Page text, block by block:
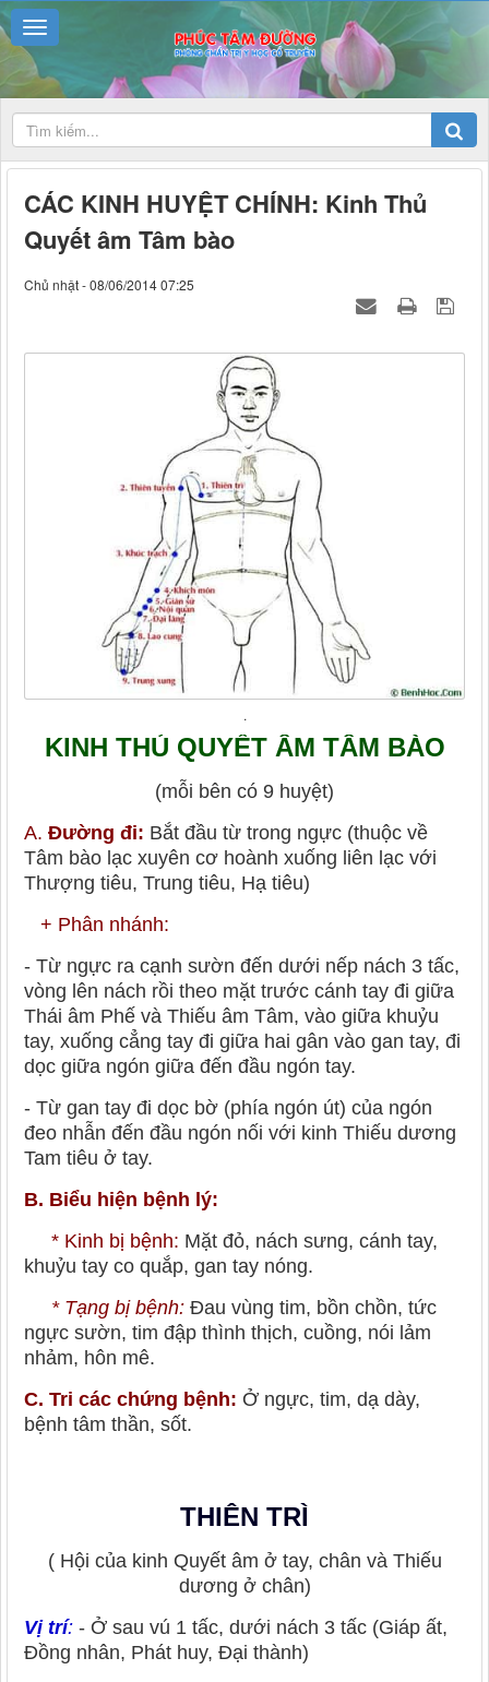
CÁC KINH HUYỆT CHÍNH: Kinh Thủ
Quyết âm Tâm bào
Chủ nhật - 08/06/2014 07:25
.
KINH THỦ QUYẾT ÂM TÂM BÀO
(mỗi bên có 9 huyệt)
A. Đường đi: Bắt đầu từ trong ngực (thuộc về
Tâm bào lạc xuyên cơ hoành xuống liên lạc với
Thượng tiêu, Trung tiêu, Hạ tiêu)
+ Phân nhánh:
- Từ ngực ra cạnh sườn đến dưới nếp nách 3 tấc,
vòng lên nách rồi theo mặt trước cánh tay đi giữa
Thái âm Phế và Thiếu âm Tâm, vào giữa khuỷu
tay, xuống cẳng tay đi giữa hai gân vào gan tay, đi
dọc giữa ngón giữa đến đầu ngón tay.
- Từ gan tay đi dọc bờ (phía ngón út) của ngón
đeo nhẫn đến đầu ngón nối với kinh Thiếu dương
Tam tiêu ở tay.
B. Biểu hiện bệnh lý:
* Kinh bị bệnh: Mặt đỏ, nách sưng, cánh tay,
khuỷu tay co quắp, gan tay nóng.
*Tạng bị bệnh: Đau vùng tim, bồn chồn, tức
ngực sườn, tim đập thình thịch, cuồng, nói lảm
nhảm, hôn mê.
C. Tri các chứng bệnh: Ở ngực, tim, dạ dày,
bệnh tâm thần, sốt.
THIÊN TRÌ
( Hội của kinh Quyết âm ở tay, chân và Thiếu
dương ở chân)
Vị trí: - Ở sau vú 1 tấc, dưới nách 3 tấc (Giáp ất,
Đồng nhân, Phát huy, Đại thành)